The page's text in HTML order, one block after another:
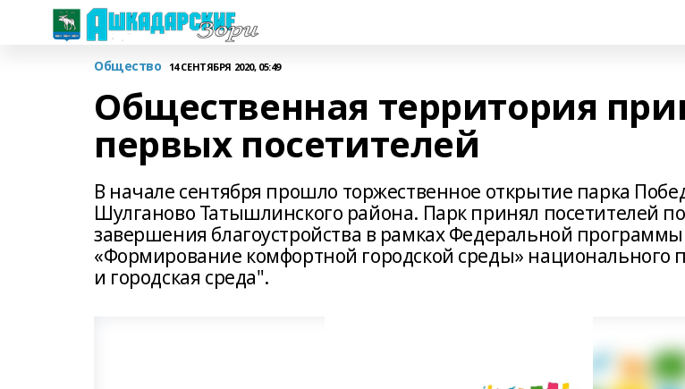
Общество 14 СЕНТЯБРЯ 2020, 05:49
Общественная территория
первых посетителей
В начале сентября прошло торжественное открытие парка
Шулганово Татышлинского района. Парк принял посетителей
завершения благоустройства в рамках Федеральной программы
«Формирование комфортной городской среды» национального
и городская среда".